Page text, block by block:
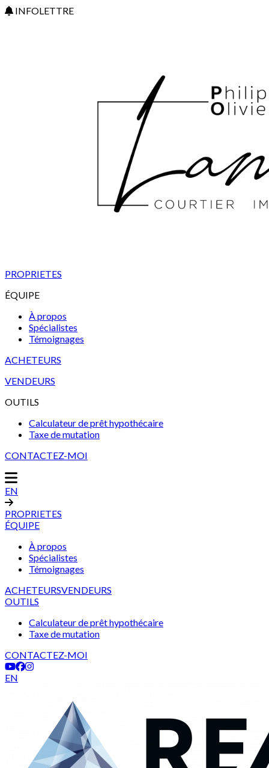
INFOLETTRE
PROPRIETES
ÉQUIPE
À propos
Spécialistes
Témoignages
ACHETEURS
VENDEURS
OUTILS
Calculateur de prêt hypothécaire
Taxe de mutation
CONTACTEZ-MOI
EN
PROPRIETES
ÉQUIPE
À propos
Spécialistes
Témoignages
ACHETEURSVENDEURS
OUTILS
Calculateur de prêt hypothécaire
Taxe de mutation
CONTACTEZ-MOI
EN